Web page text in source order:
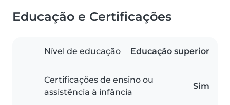
Educação e Certificações
Nível de educação Educação superior
Certificações de ensino ou
assistência à infância
Sim